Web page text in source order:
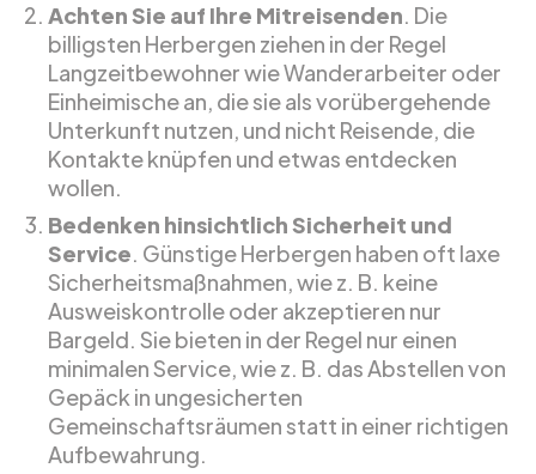
Achten Sie auf Ihre Mitreisenden. Die
billigsten Herbergen ziehen in der Regel
Langzeitbewohner wie Wanderarbeiter oder
Einheimische an, die sie als vorübergehende
Unterkunft nutzen, und nicht Reisende, die
Kontakte knüpfen und etwas entdecken
wollen.
Bedenken hinsichtlich Sicherheit und
Service. Günstige Herbergen haben oft laxe
Sicherheitsmaßnahmen, wie z. B. keine
Ausweiskontrolle oder akzeptieren nur
Bargeld. Sie bieten in der Regel nur einen
minimalen Service, wie z. B. das Abstellen von
Gepäck in ungesicherten
Gemeinschaftsräumen statt in einer richtigen
Aufbewahrung.